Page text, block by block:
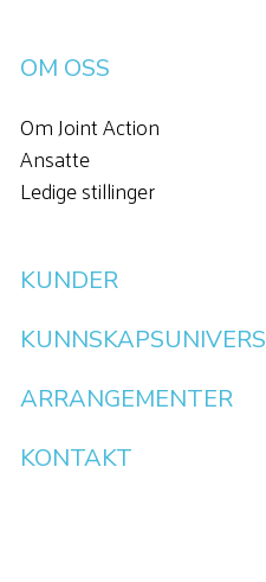
OM OSS
Om Joint Action
Ansatte
Ledige stillinger
KUNDER
KUNNSKAPSUNIVERS
ARRANGEMENTER
KONTAKT